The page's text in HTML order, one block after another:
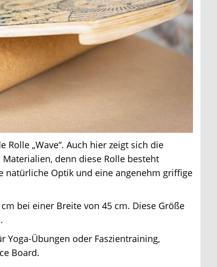
„Wave“. Auch hier zeigt sich die
denn diese Rolle besteht
Optik und eine angenehm griffige
bei einer Breite von 45 cm. Diese Größe
Übungen oder Faszientraining,
Board.